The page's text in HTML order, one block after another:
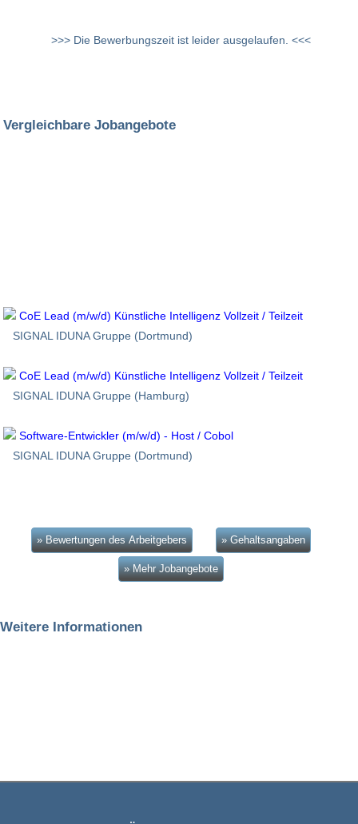
>>> Die Bewerbungszeit ist leider ausgelaufen. <<<
Vergleichbare Jobangebote
CoE Lead (m/w/d) Künstliche Intelligenz Vollzeit / Teilzeit
SIGNAL IDUNA Gruppe (Dortmund)
CoE Lead (m/w/d) Künstliche Intelligenz Vollzeit / Teilzeit
SIGNAL IDUNA Gruppe (Hamburg)
Software-Entwickler (m/w/d) - Host / Cobol
SIGNAL IDUNA Gruppe (Dortmund)
» Bewertungen des Arbeitgebers » Gehaltsangaben
» Mehr Jobangebote
Weitere Informationen